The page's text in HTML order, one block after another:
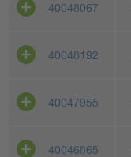
40048067
40048192
40047955
40046865